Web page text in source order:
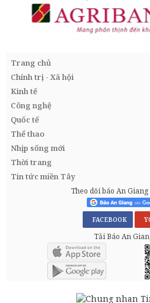
Trang chủ
Chính trị - Xã hội
Kinh tế
Công nghệ
Quốc tế
Thể thao
Nhịp sống mới
Thời trang
Tin tức miền Tây
Theo dõi báo An
FACEBOOK
Tải Báo An